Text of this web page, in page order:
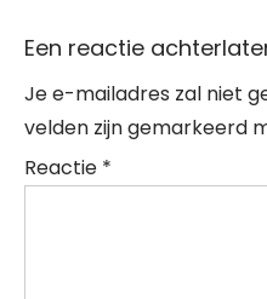
Een reactie
Je e-mailadres zal niet
velden zijn gemarkeerd
Reactie *